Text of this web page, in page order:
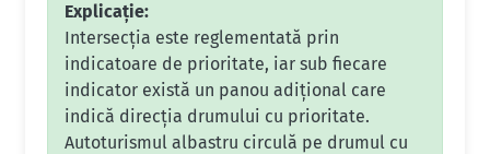
Explicație:
Intersecția este reglementată prin
indicatoare de prioritate, iar sub fiecare
indicator există un panou adițional care
indică direcția drumului cu prioritate.
Autoturismul albastru circulă pe drumul cu